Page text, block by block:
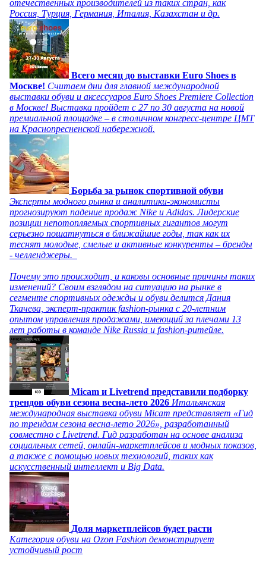
отечественных производителей из таких стран, как
Россия, Турция, Германия, Италия, Казахстан и др.
Всего месяц до выставки Euro Shoes в
Москве! Считаем дни для главной международной
выставки обуви и аксессуаров Euro Shoes Premiere Collection
в Москве! Выставка пройдет с 27 по 30 августа на новой
премиальной площадке – в столичном конгресс-центре ЦМТ
на Краснопресненской набережной.
Борьба за рынок спортивной обуви
Эксперты модного рынка и аналитики-экономисты
прогнозируют падение продаж Nike и Adidas. Лидерские
позиции непотопляемых спортивных гигантов могут
серьезно пошатнуться в ближайшие годы, так как их
теснят молодые, смелые и активные конкуренты – бренды
- челленджеры.
Почему это происходит, и каковы основные причины таких
изменений? Своим взглядом на ситуацию на рынке в
сегменте спортивных одежды и обуви делится Дания
Ткачева, эксперт-практик fashion-рынка с 20-летним
опытом управления продажами, имеющий за плечами 13
лет работы в команде Nike Russia и fashion-ритейле.
Micam и Livetrend представили подборку
трендов обуви сезона весна-лето 2026 Итальянская
международная выставка обуви Micam представляет «Гид
по трендам сезона весна-лето 2026», разработанный
совместно с Livetrend. Гид разработан на основе анализа
социальных сетей, онлайн-маркетплейсов и модных показов,
а также с помощью новых технологий, таких как
искусственный интеллект и Big Data.
Доля маркетплейсов будет расти
Категория обуви на Ozon Fashion демонстрирует
устойчивый рост